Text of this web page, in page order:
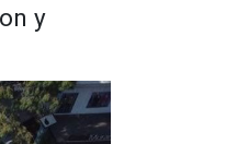
y